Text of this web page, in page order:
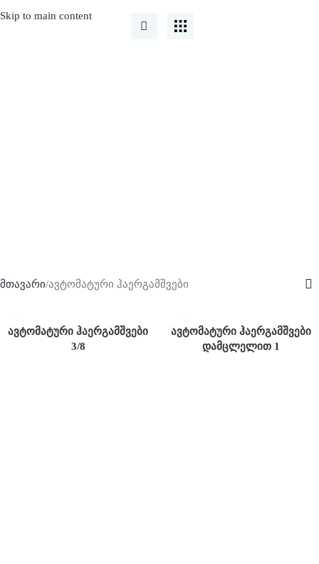
Skip to main content
მთავარი ავტომატური ჰაერგამშვები
ავტომატური ჰაერგამშვები
3/8
ავტომატური ჰაერგამშვები
დამცლელით 1